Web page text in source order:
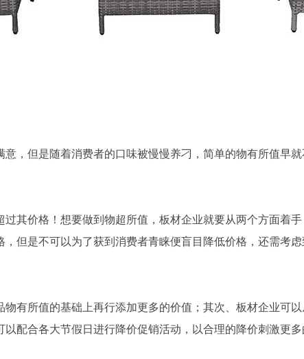
，但是随着消费者的口味被慢慢养刁，简单的物有所值早
其价格！想要做到物超所值，板材企业就要从两个方面着
但是不可以为了获到消费者青睐便盲目降低价格，还需考
有所值的基础上再行添加更多的价值；其次、板材企业可
配合各大节假日进行降价促销活动，以合理的降价刺激更多